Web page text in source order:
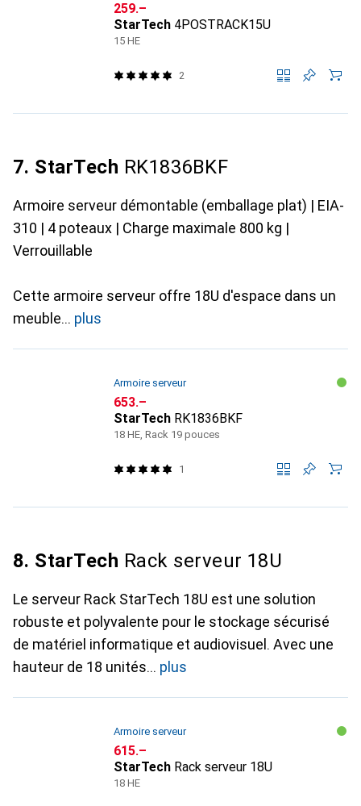
CHF
259.–
StarTech 4POSTRACK15U
15 HE
2
7. StarTech RK1836BKF
Armoire serveur démontable (emballage plat) | EIA-
310 | 4 poteaux | Charge maximale 800 kg |
Verrouillable
Cette armoire serveur offre 18U d'espace dans un
meuble
plus
Armoire serveur
CHF
653.–
StarTech RK1836BKF
18 HE, Rack 19 pouces
1
8. StarTech Rack serveur 18U
Le serveur Rack StarTech 18U est une solution
robuste et polyvalente pour le stockage sécurisé
de matériel informatique et audiovisuel. Avec une
hauteur de 18 unités
plus
Armoire serveur
CHF
615.–
StarTech Rack serveur 18U
18 HE